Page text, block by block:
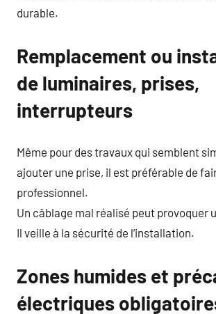
durable.
Remplacement ou
de luminaires, prises,
interrupteurs
Même pour des travaux qui semblent
ajouter une prise, il est préférable de
professionnel.
Un câblage mal réalisé peut provoquer
Il veille à la sécurité de l’installation.
Zones humides et
électriques